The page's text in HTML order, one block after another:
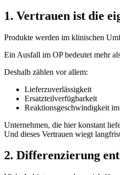
1. Vertrauen ist die
Produkte werden im klinischen
Ein Ausfall im OP bedeutet mehr
Deshalb zählen vor allem:
Lieferzuverlässigkeit
Ersatzteilverfügbarkeit
Reaktionsgeschwindigkeit
Unternehmen, die hier konstant
Und dieses Vertrauen wiegt
2. Differenzierung